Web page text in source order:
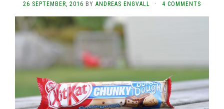
26 SEPTEMBER, 2016 BY ANDREAS ENGVALL · 4 COMMENTS